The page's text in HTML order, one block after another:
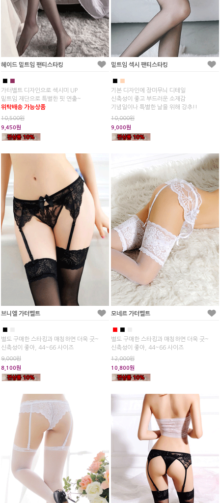
헤이드 밑트임 팬티스타킹
■ ■
가터벨트 디자인으로 섹시미 UP
밑트임 재단으로 특별한 핏 연출~
위탁배송 가능상품
10,500원
9,450원
밑트임 섹시 팬티스타킹
■ ■
기본 디자인에 장미무늬 디테일
신축성이 좋고 부드러운 소재감
기념일이나 특별한 날을 위해 강추!!
10,000원
9,000원
브니엘 가터벨트
■
별도 구매한 스타킹과 매칭하면 더욱 굿~
신축성이 좋아, 44~66 사이즈
9,000원
8,100원
모네르 가터벨트
■ ■
별도 구매한 스타킹과 매칭하면 더욱 굿~
신축성이 좋아, 44~66 사이즈
12,000원
10,800원